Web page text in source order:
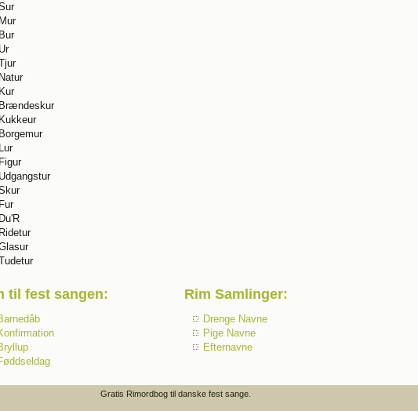
til fest sangen: Rim Samlinger:
Drenge Navne
Pige Navne
Efternavne
Gratis Rimordbog til danske fest sange.